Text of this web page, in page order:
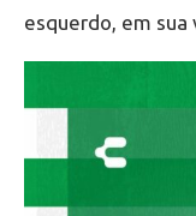
esquerdo, em sua